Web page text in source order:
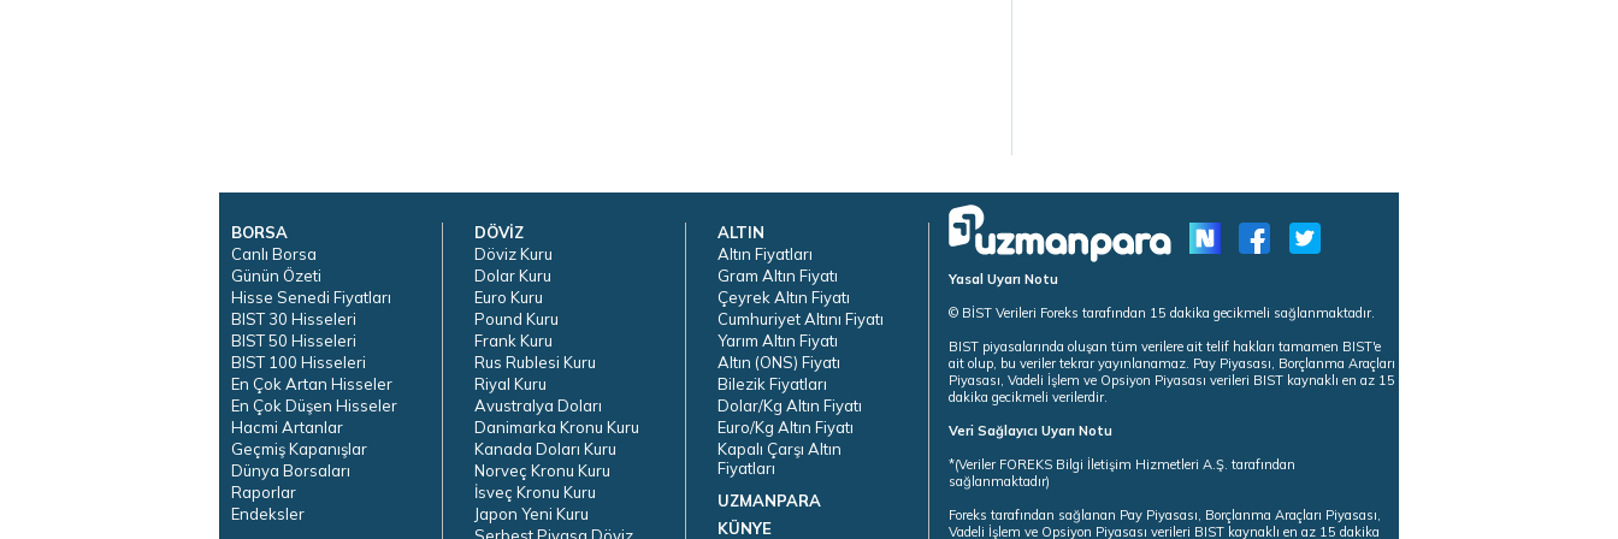
BORSA
Canlı Borsa
Günün Özeti
Hisse Senedi Fiyatları
BIST 30 Hisseleri
BIST 50 Hisseleri
BIST 100 Hisseleri
En Çok Artan Hisseler
En Çok Düşen Hisseler
Hacmi Artanlar
Geçmiş Kapanışlar
Dünya Borsaları
Raporlar
Endeksler
DÖVİZ
Döviz Kuru
Dolar Kuru
Euro Kuru
Pound Kuru
Frank Kuru
Rus Rublesi Kuru
Riyal Kuru
Avustralya Doları
Danimarka Kronu Kuru
Kanada Doları Kuru
Norveç Kronu Kuru
İsveç Kronu Kuru
Japon Yeni Kuru
Serbest Piyasa Döviz
ALTIN
Altın Fiyatları
Gram Altın Fiyatı
Çeyrek Altın Fiyatı
Cumhuriyet Altını Fiyatı
Yarım Altın Fiyatı
Altın (ONS) Fiyatı
Bilezik Fiyatları
Dolar/Kg Altın Fiyatı
Euro/Kg Altın Fiyatı
Kapalı Çarşı Altın
Fiyatları
UZMANPARA
KÜNYE
Yasal Uyarı Notu
© BİST Verileri Foreks tarafından 15 dakika gecikmeli sağlanmaktadır.
BIST piyasalarında oluşan tüm verilere ait telif hakları tamamen BIST'e
ait olup, bu veriler tekrar yayınlanamaz. Pay Piyasası, Borçlanma Araçları
Piyasası, Vadeli İşlem ve Opsiyon Piyasası verileri BIST kaynaklı en az 15
dakika gecikmeli verilerdir.
Veri Sağlayıcı Uyarı Notu
*(Veriler FOREKS Bilgi İletişim Hizmetleri A.Ş. tarafından
sağlanmaktadır)
Foreks tarafından sağlanan Pay Piyasası, Borçlanma Araçları Piyasası,
Vadeli İşlem ve Opsiyon Piyasası verileri BIST kaynaklı en az 15 dakika